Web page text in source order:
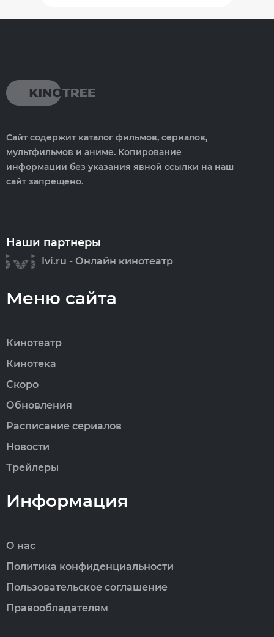
Сайт содержит каталог фильмов, сериалов,
мультфильмов и аниме. Копирование
информации без указания явной ссылки на наш
сайт запрещено.
Наши партнеры
Ivi.ru - Онлайн кинотеатр
Меню сайта
Кинотеатр
Кинотека
Скоро
Обновления
Расписание сериалов
Новости
Трейлеры
Информация
О нас
Политика конфиденциальности
Пользовательское соглашение
Правообладателям